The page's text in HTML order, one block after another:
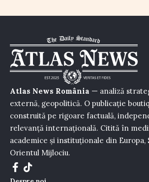
Atlas News România — analiză
externă, geopolitică. O publicație
construită pe rigoare factuală,
relevanță internațională. Citită în
academice și instituționale din Europa,
Orientul Mijlociu.